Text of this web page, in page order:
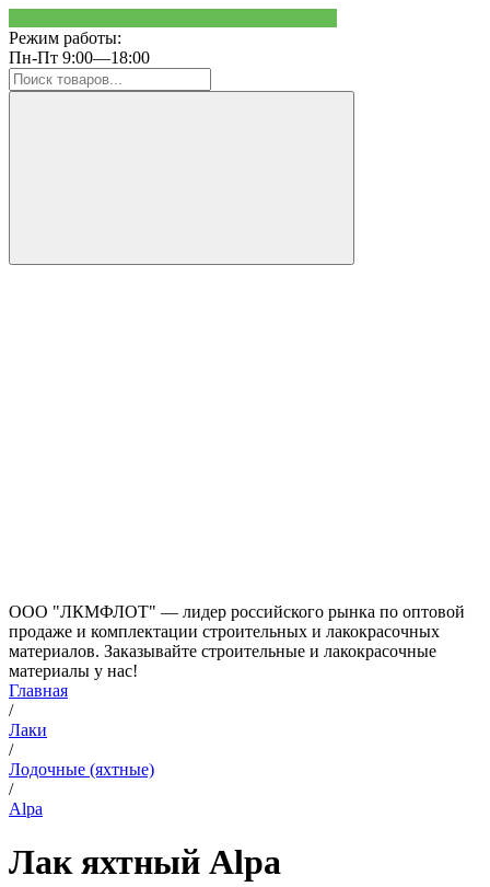
Режим работы:
Пн-Пт 9:00—18:00
ООО "ЛКМФЛОТ" — лидер российского рынка по оптовой
продаже и комплектации строительных и лакокрасочных
материалов. Заказывайте строительные и лакокрасочные
материалы у нас!
Главная
/
Лаки
/
Лодочные (яхтные)
/
Alpa
Лак яхтный Alpa